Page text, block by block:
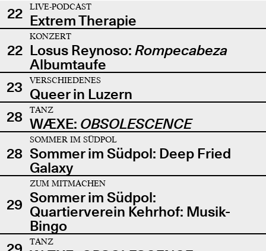
22
LIVE-PODCAST
Extrem Therapie
22
KONZERT
Losus Reynoso: Rompecabeza
Albumtaufe
23
VERSCHIEDENES
Queer in Luzern
28
TANZ
WÆXE: OBSOLESCENCE
28
SOMMER IM SÜDPOL
Sommer im Südpol: Deep Fried
Galaxy
29
ZUM MITMACHEN
Sommer im Südpol:
Quartierverein Kehrhof: Musik-
Bingo
TANZ